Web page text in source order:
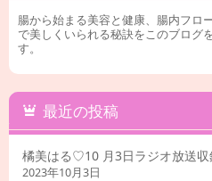
腸から始まる美容と健康、腸内フロ
で美しくいられる秘訣をこのブログ
す。
最近の投稿
橘美はる♡10 月3日ラジオ放送収
2023年10月3日